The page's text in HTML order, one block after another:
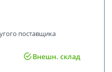
поставщика
Внешн. склад